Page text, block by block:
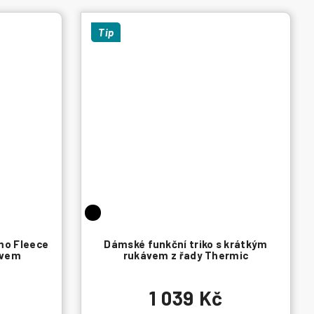
Fleece
Tip
Dámské funkční triko s krátkým
rukávem z řady Thermic
1 039 Kč